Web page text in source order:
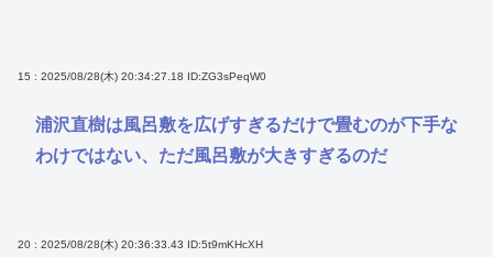
15 : 2025/08/28(木) 20:34:27.18 ID:ZG3sPeqW0
浦沢直樹は風呂敷を広げすぎるだけで畳むのが下手な
わけではない、ただ風呂敷が大きすぎるのだ
20 : 2025/08/28(木) 20:36:33.43 ID:5t9mKHcXH